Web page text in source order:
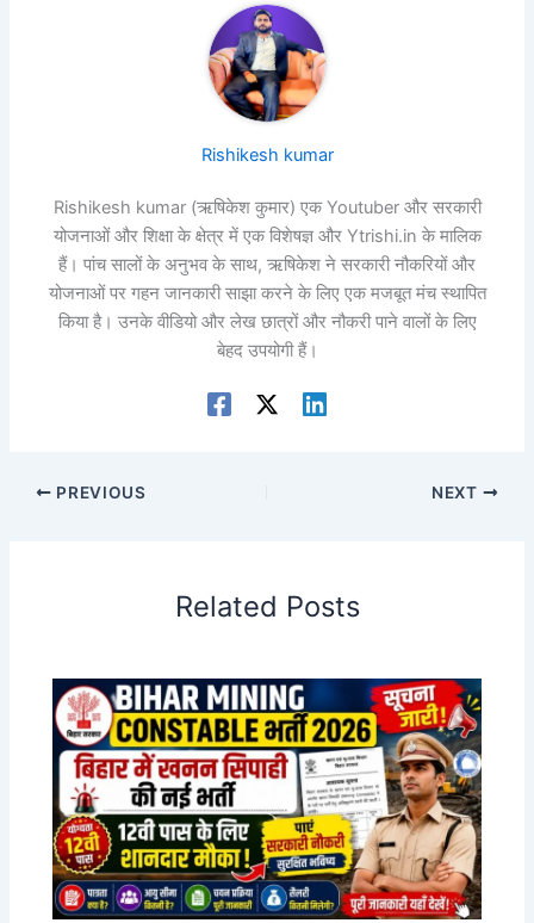
Rishikesh kumar
Rishikesh kumar (ऋषिकेश कुमार) एक Youtuber और सरकारी
योजनाओं और शिक्षा के क्षेत्र में एक विशेषज्ञ और Ytrishi.in के मालिक
हैं। पांच सालों के अनुभव के साथ, ऋषिकेश ने सरकारी नौकरियों और
योजनाओं पर गहन जानकारी साझा करने के लिए एक मजबूत मंच स्थापित
किया है। उनके वीडियो और लेख छात्रों और नौकरी पाने वालों के लिए
बेहद उपयोगी हैं।
PREVIOUS NEXT
Related Posts